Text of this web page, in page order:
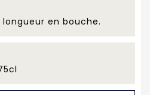
longueur en bouche.